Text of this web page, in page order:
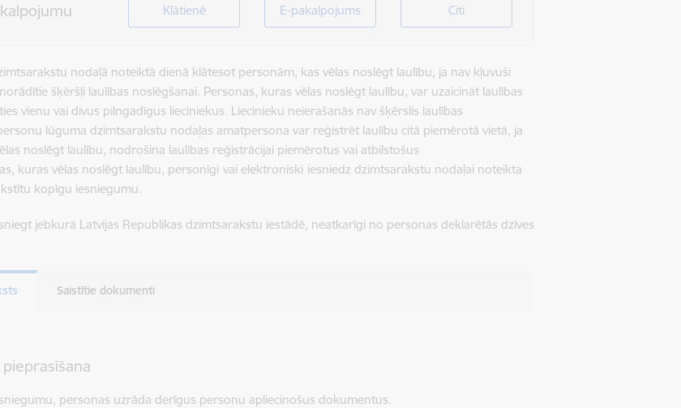
Klātienē E-pakalpojums Citi
nodaļā noteiktā dienā klātesot personām, kas vēlas noslēgt laulību, ja nav kļuvuši
šķēršļi laulības noslēgšanai. Personas, kuras vēlas noslēgt laulību, var uzaicināt laulības
vienu vai divus pilngadīgus lieciniekus. Liecinieku neierašanās nav šķērslis laulības
lūguma dzimtsarakstu nodaļas amatpersona var reģistrēt laulību citā piemērotā vietā, ja
noslēgt laulību, nodrošina laulības reģistrācijai piemērotus vai atbilstošus
kuras vēlas noslēgt laulību, personīgi vai elektroniski iesniedz dzimtsarakstu nodaļai noteikta
kopīgu iesniegumu.
jebkurā Latvijas Republikas dzimtsarakstu iestādē, neatkarīgi no personas deklarētās dzīves
Saistītie dokumenti
personas uzrāda derīgus personu apliecinošus dokumentus.